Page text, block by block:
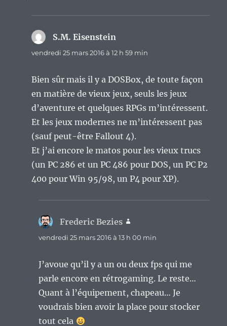
S.M. Eisenstein
vendredi 25 mars 2016 à 12 h 59 min
Bien sûr mais il y a DOSBox, de toute façon
en matière de vieux jeux, seuls les jeux
d’aventure et quelques RPGs m’intéressent.
Et les jeux modernes ne m’intéressent pas
(sauf peut-être Fallout 4).
Et j’ai encore le matos pour les vieux trucs
(un PC 286 et un PC 486 pour DOS, un PC P2
400 pour Win 95/98, un P4 pour XP).
Frederic Bezies
vendredi 25 mars 2016 à 13 h 00 min
J’avoue qu’il y a un ou deux fps qui me
parle encore en rétrogaming. Le reste…
Quant à l’équipement, chapeau… Je
voudrais bien avoir la place pour stocker
tout cela